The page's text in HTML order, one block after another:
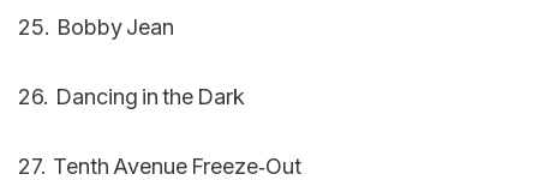
25. Bobby Jean
26. Dancing in the Dark
27. Tenth Avenue Freeze‑Out